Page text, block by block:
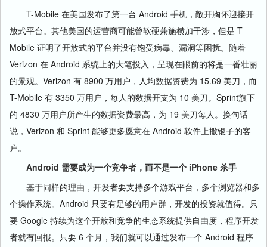
T-Mobile 在美国发布了第一台 Android 手机，敞开胸怀迎接开
放式平台。其他美国的运营商可能曾软硬兼施横加干涉，但是 T-
Mobile 证明了开放式的平台并没有饱受病毒、漏洞等困扰。随着
Verizon 在 Android 系统上的大笔投入，呈现在眼前的将是一番壮丽
的景观。Verizon 有 8900 万用户，人均数据资费为 15.69 美刀，而
T-Mobile 有 3350 万用户，每人的数据开支为 10 美刀。Sprint旗下
的 4830 万用户所产生的数据资费最高，为 19 美刀每人。换句话
说，Verizon 和 Sprint 能够更多愿意在 Android 软件上撒银子的客
户。
Android 需要成为一个竞争者，而不是一个 iPhone 杀手
基于同样的理由，开发者要支持多个游戏平台，多个浏览器和多
个操作系统。Android 只要有足够的用户群，开发的投资就值得。只
要 Google 持续为这个开放和竞争的生态系统提供自由度，程序开发
者就有回报。只要 6 个月，我们就可以通过发布一个 Android 程序